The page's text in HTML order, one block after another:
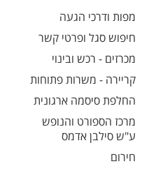
מפות ודרכי הגעה
חיפוש סגל ופרטי קשר
מכרזים - רכש ובינוי
קריירה - משרות פתוחות
החלפת סיסמה ארגונית
מרכז הספורט והנופש
ע"ש סילבן אדמס
חירום